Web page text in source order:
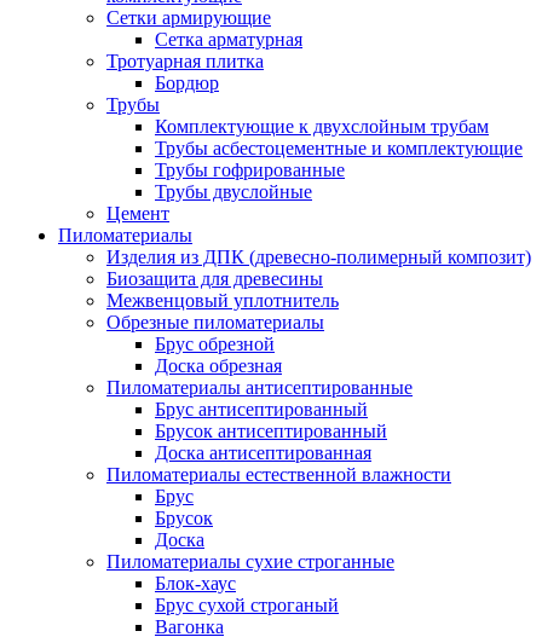
Сетки армирующие
Сетка арматурная
Тротуарная плитка
Бордюр
Трубы
Комплектующие к двухслойным трубам
Трубы асбестоцементные и комплектующие
Трубы гофрированные
Трубы двуслойные
Цемент
Пиломатериалы
Изделия из ДПК (древесно-полимерный композит)
Биозащита для древесины
Межвенцовый уплотнитель
Обрезные пиломатериалы
Брус обрезной
Доска обрезная
Пиломатериалы антисептированные
Брус антисептированный
Брусок антисептированный
Доска антисептированная
Пиломатериалы естественной влажности
Брус
Брусок
Доска
Пиломатериалы сухие строганные
Блок-хаус
Брус сухой строганый
Вагонка